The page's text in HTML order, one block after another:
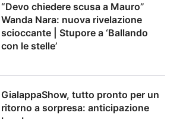
“Devo chiedere scusa a Mauro”
Wanda Nara: nuova rivelazione
scioccante | Stupore a ‘Ballando
con le stelle’
GialappaShow, tutto pronto per un
ritorno a sorpresa: anticipazione